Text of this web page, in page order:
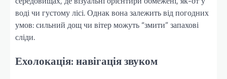
воді чи густому лісі. Однак вона залежить від погодних
умов: сильний дощ чи вітер можуть “змити” запахові
сліди.
Ехолокація: навігація звуком